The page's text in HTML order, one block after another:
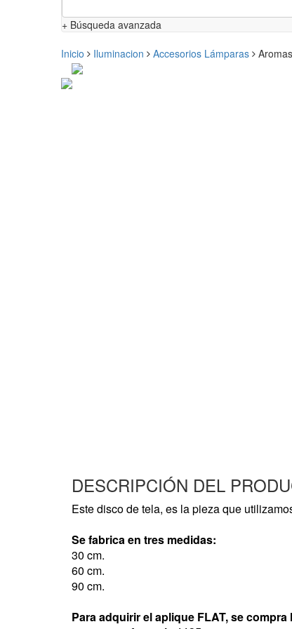
+ Búsqueda avanzada
Inicio Iluminacion Accesorios Lámparas
DESCRIPCIÓN DEL
Este disco de tela, es la pieza que
Se fabrica en tres medidas:
30 cm.
60 cm.
90 cm.
Para adquirir el aplique FLAT, se